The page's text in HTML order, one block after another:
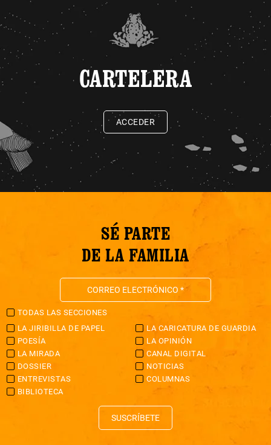
CARTELERA
ACCEDER
SÉ PARTE
DE LA FAMILIA
TODAS LAS SECCIONES
LA JIRIBILLA DE PAPEL
LA CARICATURA DE GUARDIA
POESÍA
LA OPINIÓN
LA MIRADA
CANAL DIGITAL
DOSSIER
NOTICIAS
ENTREVISTAS
COLUMNAS
BIBLIOTECA
SUSCRÍBETE